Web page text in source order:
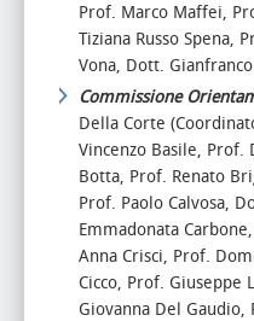
Prof. Marco Maffei,
Tiziana Russo Spena,
Vona, Dott.
Commissione
Della Corte
Vincenzo Basile, Prof.
Botta, Prof. Renato
Prof. Paolo Calvosa,
Emmadonata
Anna Crisci, Prof.
Cicco, Prof. Giuseppe
Giovanna Del Gaudio,